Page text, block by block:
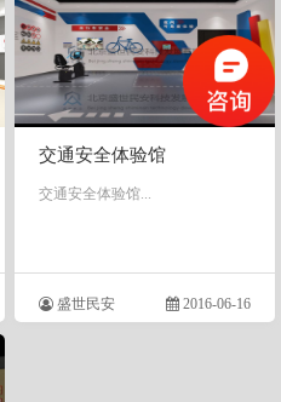
交通安全体验馆
交通安全体验馆...
盛世民安 2016-06-16